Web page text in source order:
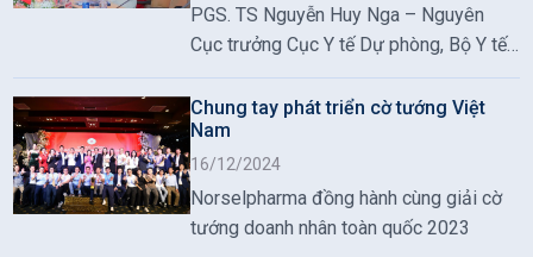
trải nghiệm trực tiếp các sản phẩm chất
lượng quốc tế, đồng thời cung cấp
những thông tin bổ ích về lợi ích của
Omega 3 đối với sức khỏe.
PGS. TS Nguyễn Huy Nga – Nguyên
Cục trưởng Cục Y tế Dự phòng, Bộ Y tế
đã có bài phát biểu quan trọng, chia sẻ
những góc nhìn sâu sắc về giá trị của
sản phẩm mới và tầm quan trọng của
việc bảo vệ sức khỏe bằng các sản
phẩm có nguồn gốc rõ ràng, chất lượng
cao.
Chung tay phát triển cờ tướng Việt
Nam
16/12/2024
Norselpharma đồng hành cùng giải cờ
tướng doanh nhân toàn quốc 2023